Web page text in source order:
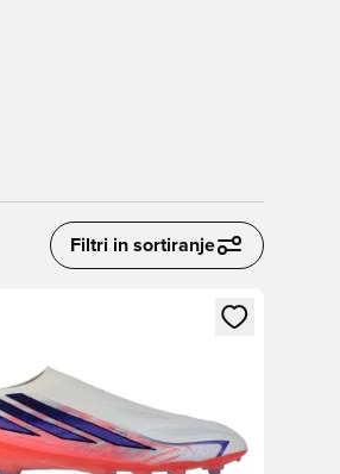
Filtri in sortiranje
za prijavo ali vpis kot član